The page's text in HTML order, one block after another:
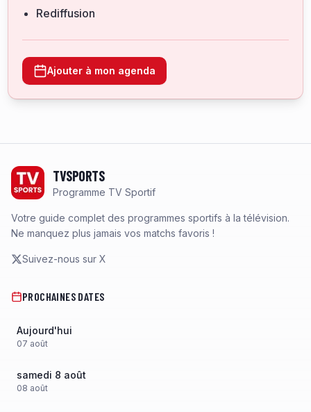
Rediffusion
Ajouter à mon agenda
TVSPORTS
Programme TV Sportif
Votre guide complet des programmes sportifs à la télévision.
Ne manquez plus jamais vos matchs favoris !
Suivez-nous sur X
PROCHAINES DATES
Aujourd'hui
07 août
samedi 8 août
08 août